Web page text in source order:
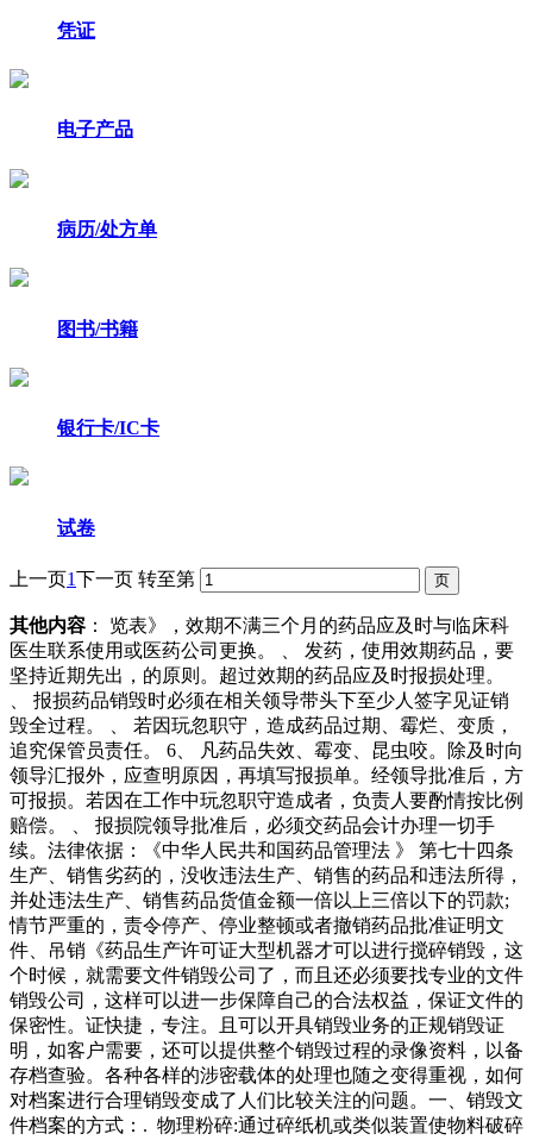
凭证
电子产品
病历/处方单
图书/书籍
银行卡/IC卡
试卷
上一页1下一页 转至第
其他内容 ： 览表》，效期不满三个月的药品应及时与临床科
医生联系使用或医药公司更换。 、 发药，使用效期药品，要
坚持近期先出，的原则。超过效期的药品应及时报损处理。
、 报损药品销毁时必须在相关领导带头下至少人签字见证销
毁全过程。 、 若因玩忽职守，造成药品过期、霉烂、变质，
追究保管员责任。 6、 凡药品失效、霉变、昆虫咬。除及时向
领导汇报外，应查明原因，再填写报损单。经领导批准后，方
可报损。若因在工作中玩忽职守造成者，负责人要酌情按比例
赔偿。 、 报损院领导批准后，必须交药品会计办理一切手
续。法律依据：《中华人民共和国药品管理法 》 第七十四条
生产、销售劣药的，没收违法生产、销售的药品和违法所得，
并处违法生产、销售药品货值金额一倍以上三倍以下的罚款;
情节严重的，责令停产、停业整顿或者撤销药品批准证明文
件、吊销《药品生产许可证大型机器才可以进行搅碎销毁，这
个时候，就需要文件销毁公司了，而且还必须要找专业的文件
销毁公司，这样可以进一步保障自己的合法权益，保证文件的
保密性。证快捷，专注。且可以开具销毁业务的正规销毁证
明，如客户需要，还可以提供整个销毁过程的录像资料，以备
存档查验。各种各样的涉密载体的处理也随之变得重视，如何
对档案进行合理销毁变成了人们比较关注的问题。一、销毁文
件档案的方式：. 物理粉碎:通过碎纸机或类似装置使物料破碎